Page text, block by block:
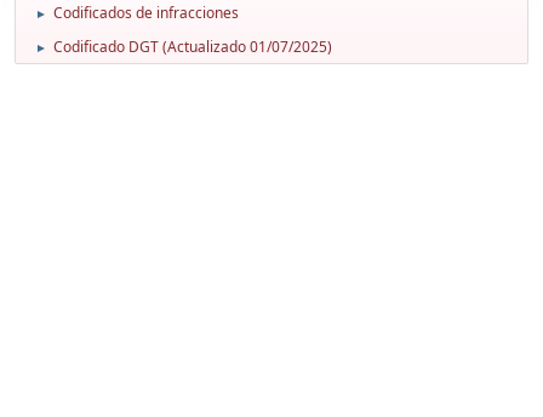
► Codificados de infracciones
► Codificado DGT (Actualizado 01/07/2025)